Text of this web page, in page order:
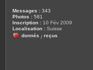
Messages : 343
Photos : 581
Inscription : 10 Fév 2009
Localisation : Suisse
donnés / reçus